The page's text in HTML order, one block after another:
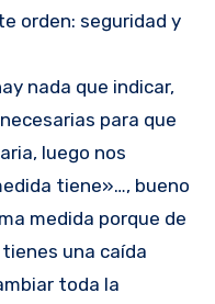
orden: seguridad y
nada que indicar,
para que
luego nos
tiene»…, bueno
medida porque de
una caída
toda la